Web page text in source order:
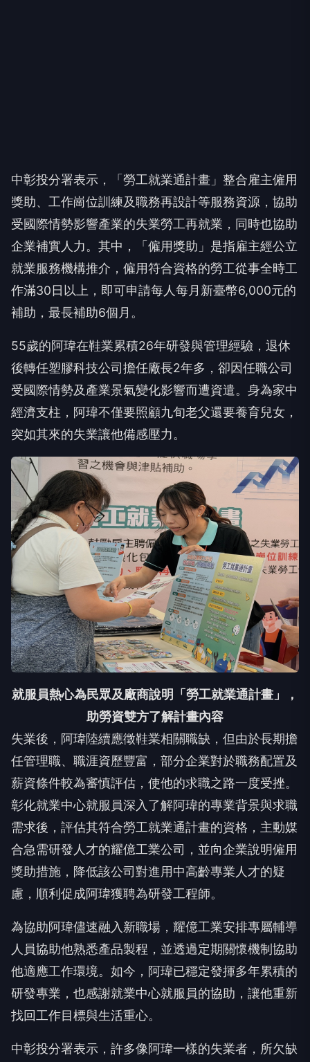
中彰投分署表示，「勞工就業通計畫」整合雇主僱用
獎助、工作崗位訓練及職務再設計等服務資源，協助
受國際情勢影響產業的失業勞工再就業，同時也協助
企業補實人力。其中，「僱用獎助」是指雇主經公立
就業服務機構推介，僱用符合資格的勞工從事全時工
作滿30日以上，即可申請每人每月新臺幣6,000元的
補助，最長補助6個月。
55歲的阿瑋在鞋業累積26年研發與管理經驗，退休
後轉任塑膠科技公司擔任廠長2年多，卻因任職公司
受國際情勢及產業景氣變化影響而遭資遣。身為家中
經濟支柱，阿瑋不僅要照顧九旬老父還要養育兒女，
突如其來的失業讓他備感壓力。
就服員熱心為民眾及廠商說明「勞工就業通計畫」，
助勞資雙方了解計畫內容
失業後，阿瑋陸續應徵鞋業相關職缺，但由於長期擔
任管理職、職涯資歷豐富，部分企業對於職務配置及
薪資條件較為審慎評估，使他的求職之路一度受挫。
彰化就業中心就服員深入了解阿瑋的專業背景與求職
需求後，評估其符合勞工就業通計畫的資格，主動媒
合急需研發人才的耀億工業公司，並向企業說明僱用
獎助措施，降低該公司對進用中高齡專業人才的疑
慮，順利促成阿瑋獲聘為研發工程師。
為協助阿瑋儘速融入新職場，耀億工業安排專屬輔導
人員協助他熟悉產品製程，並透過定期關懷機制協助
他適應工作環境。如今，阿瑋已穩定發揮多年累積的
研發專業，也感謝就業中心就服員的協助，讓他重新
找回工作目標與生活重心。
中彰投分署表示，許多像阿瑋一樣的失業者，所欠缺